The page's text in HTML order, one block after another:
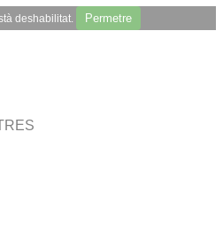
deshabilitat. Permetre